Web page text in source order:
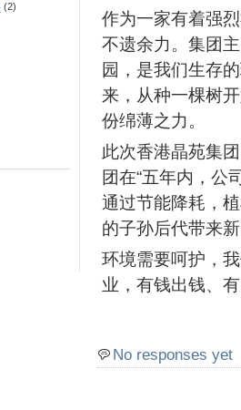
作为一家有着强
不遗余力。集团
园，是我们生存
来，从种一棵树
份绵薄之力。
此次香港晶苑集
团在“五年内，公
通过节能降耗，
的子孙后代带来
环境需要呵护，
业，有钱出钱、
No responses yet
(2)